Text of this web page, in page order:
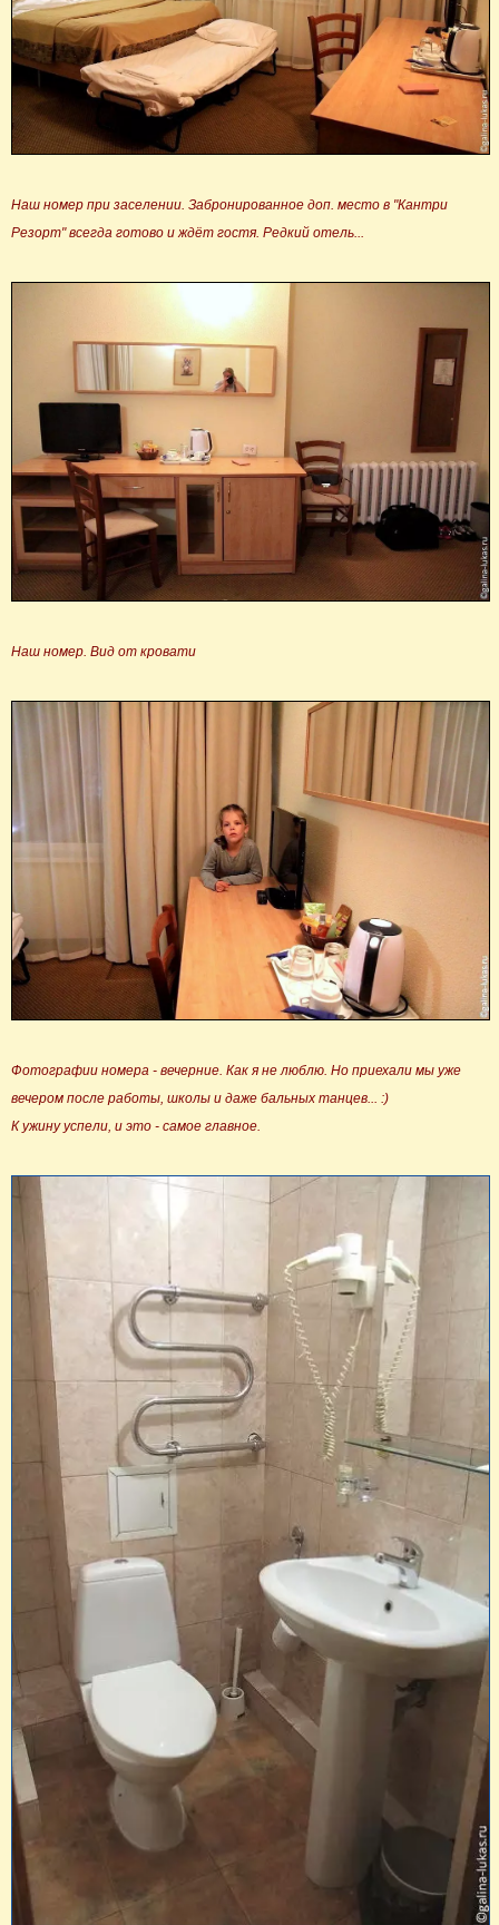
Наш номер при заселении. Забронированное доп. место в "Кантри
Резорт" всегда готово и ждёт гостя. Редкий отель...
Наш номер. Вид от кровати
Фотографии номера - вечерние. Как я не люблю. Но приехали мы уже
вечером после работы, школы и даже бальных танцев... :)
К ужину успели, и это - самое главное.